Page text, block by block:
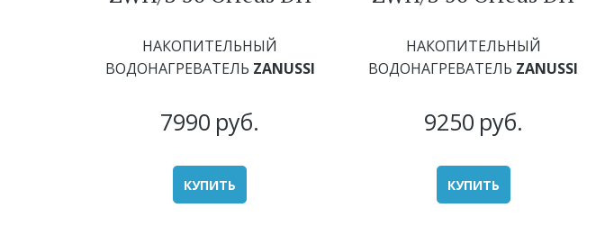
НАКОПИТЕЛЬНЫЙ
ВОДОНАГРЕВАТЕЛЬ ZANUSSI
7990 руб.
КУПИТЬ
НАКОПИТЕЛЬНЫЙ
ВОДОНАГРЕВАТЕЛЬ ZANUSSI
9250 руб.
КУПИТЬ